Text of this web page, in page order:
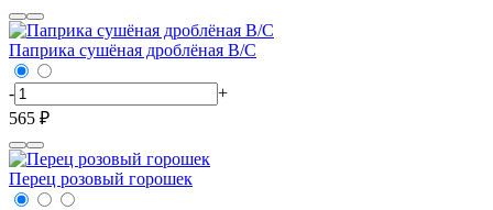
Паприка сушёная дроблёная В/С
-
+
565 ₽
Перец розовый горошек